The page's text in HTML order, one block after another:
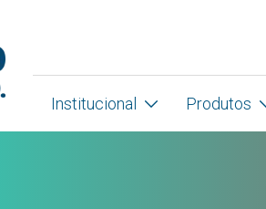
Institucional Produtos